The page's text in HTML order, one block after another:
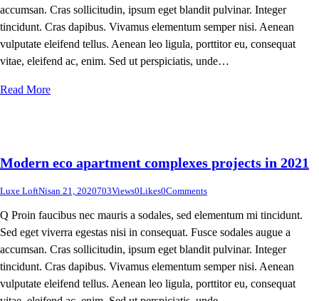
accumsan. Cras sollicitudin, ipsum eget blandit pulvinar. Integer
tincidunt. Cras dapibus. Vivamus elementum semper nisi. Aenean
vulputate eleifend tellus. Aenean leo ligula, porttitor eu, consequat
vitae, eleifend ac, enim. Sed ut perspiciatis, unde…
Read More
Modern eco apartment complexes projects in 2021
Luxe LoftNisan 21, 2020703Views0Likes0Comments
Q Proin faucibus nec mauris a sodales, sed elementum mi tincidunt.
Sed eget viverra egestas nisi in consequat. Fusce sodales augue a
accumsan. Cras sollicitudin, ipsum eget blandit pulvinar. Integer
tincidunt. Cras dapibus. Vivamus elementum semper nisi. Aenean
vulputate eleifend tellus. Aenean leo ligula, porttitor eu, consequat